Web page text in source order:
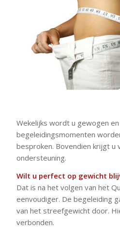
Wekelijks wordt u gewogen
begeleidingsmomenten
besproken. Bovendien krijgt u
ondersteuning.
Wilt u perfect op gewicht
Dat is na het volgen van het
eenvoudiger. De begeleiding
van het streefgewicht door.
verbonden.